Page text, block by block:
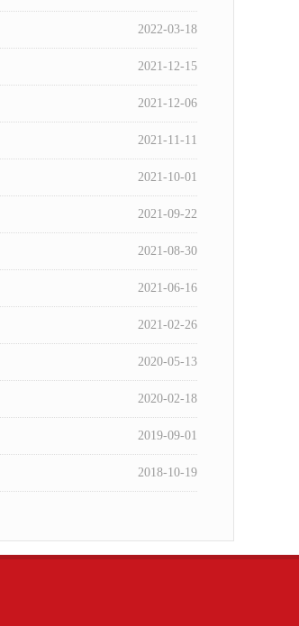
2022-03-18
2021-12-15
2021-12-06
2021-11-11
2021-10-01
2021-09-22
2021-08-30
2021-06-16
2021-02-26
2020-05-13
2020-02-18
2019-09-01
2018-10-19